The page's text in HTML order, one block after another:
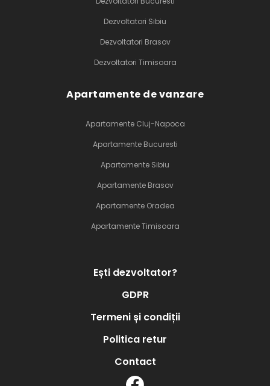
Dezvoltatori Sibiu
Dezvoltatori Brasov
Dezvoltatori Timisoara
Apartamente de vanzare
Apartamente Cluj-Napoca
Apartamente Bucuresti
Apartamente Sibiu
Apartamente Brasov
Apartamente Oradea
Apartamente Timisoara
Ești dezvoltator?
GDPR
Termeni și condiții
Politica retur
Contact